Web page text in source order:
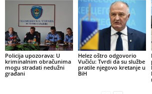
Policija upozorava: U
kriminalnim obračunima
mogu stradati nedužni
građani
Helez oštro odgovorio
Vučiću: Tvrdi da su službe
pratile njegovo kretanje u
BiH